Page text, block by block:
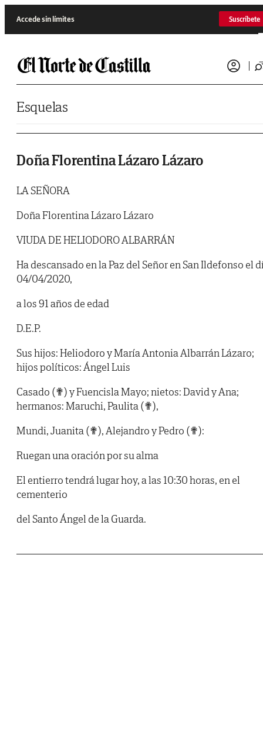
Accede sin límites Suscríbete
Esquelas
Doña Florentina Lázaro Lázaro
LA SEÑORA
Doña Florentina Lázaro Lázaro
VIUDA DE HELIODORO ALBARRÁN
Ha descansado en la Paz del Señor en San Ildefonso el
04/04/2020,
a los 91 años de edad
D.E.P.
Sus hijos: Heliodoro y María Antonia Albarrán Lázaro;
hijos políticos: Ángel Luis
Casado (✟) y Fuencisla Mayo; nietos: David y Ana;
hermanos: Maruchi, Paulita (✟),
Mundi, Juanita (✟), Alejandro y Pedro (✟):
Ruegan una oración por su alma
El entierro tendrá lugar hoy, a las 10:30 horas, en el
cementerio
del Santo Ángel de la Guarda.